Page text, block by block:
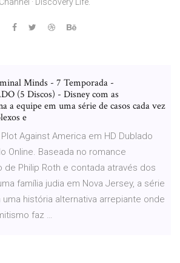
Minds - 7 Temporada -
(5 Discos) - Disney com as
a equipe em uma série de casos cada vez
e
Against America em HD Dublado
Online. Baseada no romance
de Philip Roth e contada através dos
família judia em Nova Jersey, a série
uma história alternativa arrepiante onde
faz …